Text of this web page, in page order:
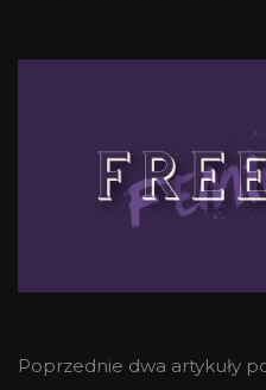
Poprzednie dwa artykuły